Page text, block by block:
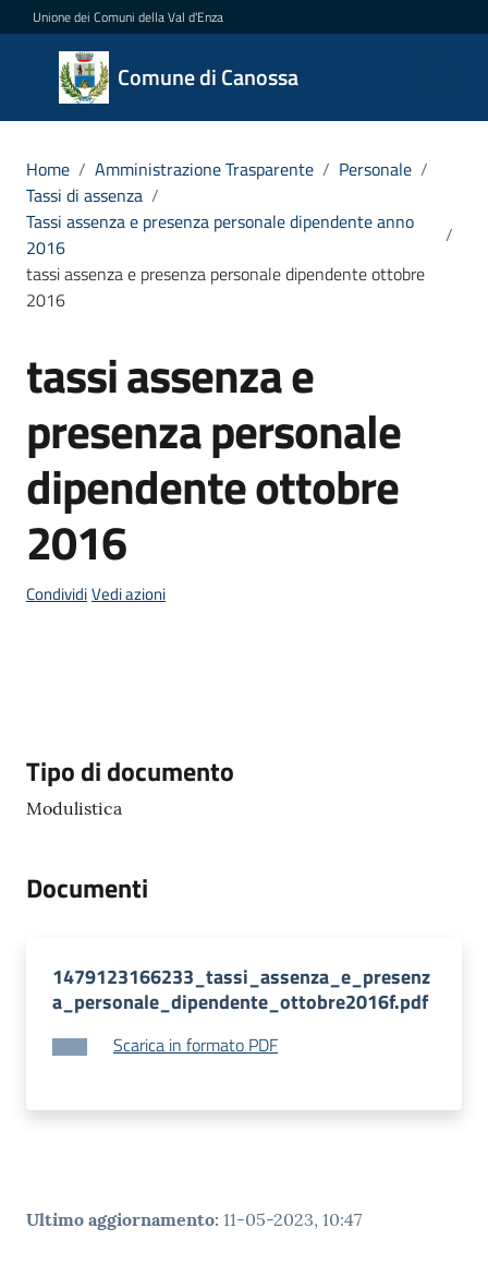
Vai al contenuto
Vai alla navigazione
Vai al footer
Unione dei Comuni della Val d'Enza
Comune di Canossa
Comune
di
Amministrazione
Menu selezionato
Novità
Canossa
a
Tutti
gli
argomenti...
Home / Amministrazione Trasparente / Personale /
Tassi di assenza /
Tassi assenza e presenza personale dipendente anno
2016
/
tassi assenza e presenza personale dipendente ottobre
2016
Salta al contenuto
tassi assenza e
presenza personale
dipendente ottobre
2016
CondividiVedi azioni
Descrizione
Tipo di documento
Modulistica
Documenti
1479123166233_tassi_assenza_e_presenz
a_personale_dipendente_ottobre2016f.pdf
Scarica in formato PDF
Ultimo aggiornamento: 11-05-2023, 10:47